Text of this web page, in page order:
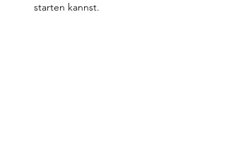
starten kannst.